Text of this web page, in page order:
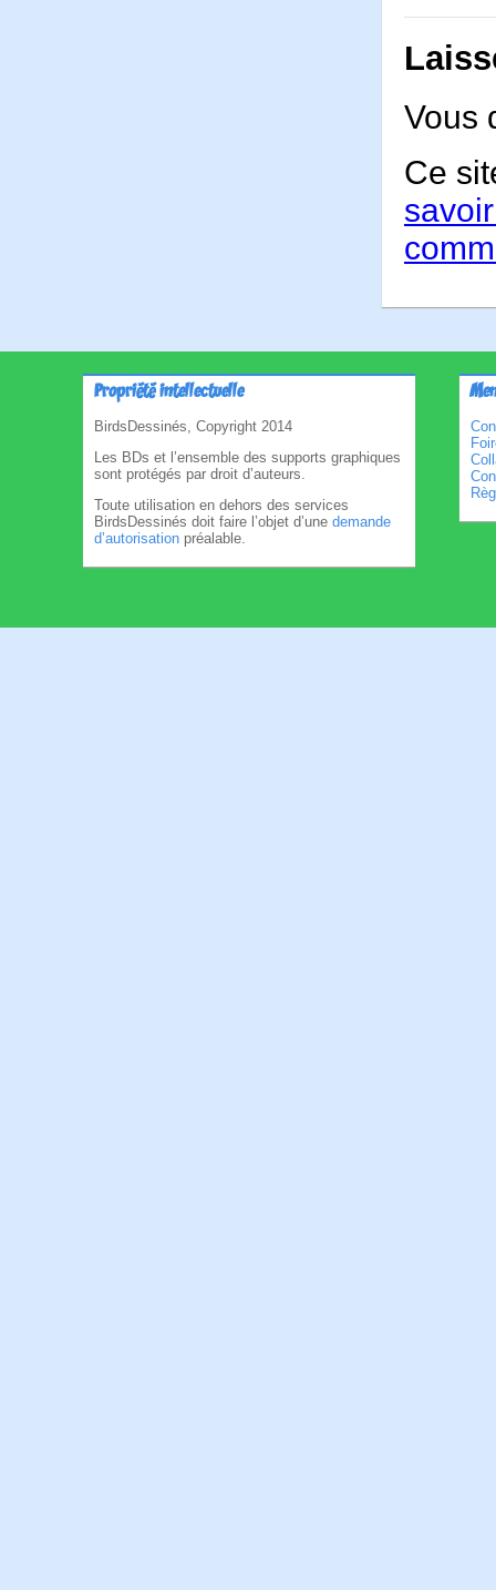
Vous
Ce
Propriété intellectuelle
BirdsDessinés, Copyright 2014
Les BDs et l’ensemble des supports graphiques
sont protégés par droit d’auteurs.
Toute utilisation en dehors des services
BirdsDessinés doit faire l’objet d’une demande
d’autorisation préalable.